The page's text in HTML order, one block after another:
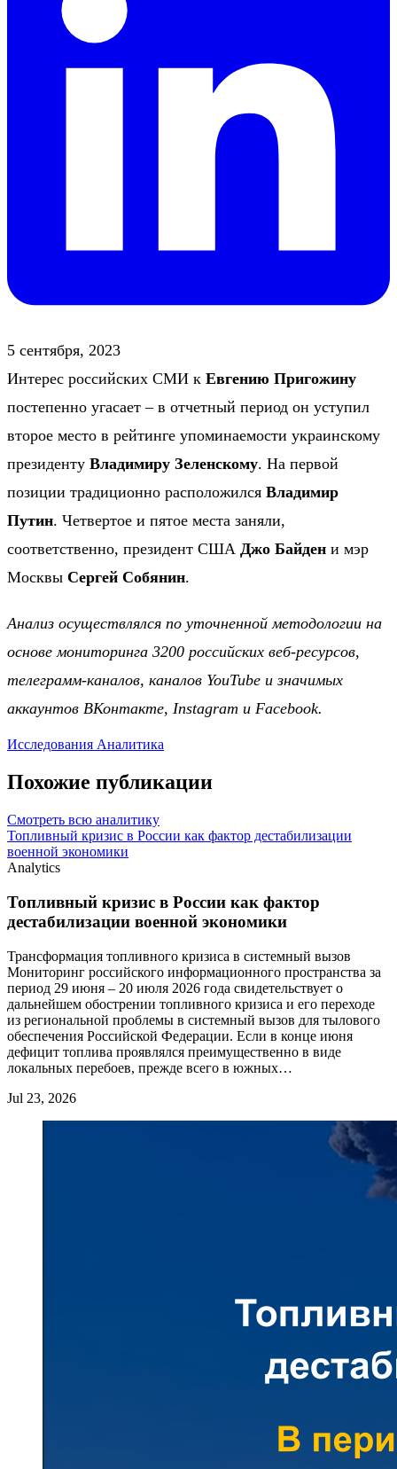
5 сентября, 2023
Интерес российских СМИ к Евгению Пригожину
постепенно угасает – в отчетный период он уступил
второе место в рейтинге упоминаемости украинскому
президенту Владимиру Зеленскому. На первой
позиции традиционно расположился Владимир
Путин. Четвертое и пятое места заняли,
соответственно, президент США Джо Байден и мэр
Москвы Сергей Собянин.
Анализ осуществлялся по уточненной методологии на
основе мониторинга 3200 российских веб-ресурсов,
телеграмм-каналов, каналов YouTube и значимых
аккаунтов ВКонтакте, Instagram и Facebook.
Исследования Аналитика
Похожие публикации
Смотреть всю аналитику
Топливный кризис в России как фактор дестабилизации
военной экономики
Analytics
Топливный кризис в России как фактор
дестабилизации военной экономики
Трансформация топливного кризиса в системный вызов
Мониторинг российского информационного пространства за
период 29 июня – 20 июля 2026 года свидетельствует о
дальнейшем обострении топливного кризиса и его переходе
из региональной проблемы в системный вызов для тылового
обеспечения Российской Федерации. Если в конце июня
дефицит топлива проявлялся преимущественно в виде
локальных перебоев, прежде всего в южных…
Jul 23, 2026